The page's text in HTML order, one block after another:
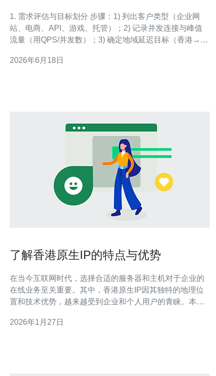
1. 需求评估与目标划分 步骤：1) 列出客户类型（企业网
站、电商、API、游戏、托管）；2) 记录并发连接与峰值
流量（用QPS/并发数）；3) 确定地域延迟目标（香港→香
段：估算带宽 = 峰值并发 × 单连接带宽 × 1.5冗余；存储按
2026年6月18日
了解香港原生IP的特点与优势
在当今互联网时代，选择合适的服务器和主机对于企业的
在线业务至关重要。其中，香港原生IP因其独特的地理位
置和技术优势，越来越受到企业和个人用户的青睐。本文
VPS（虚拟专用服务器）和其他相关服务时做出明智的决
2026年1月27日